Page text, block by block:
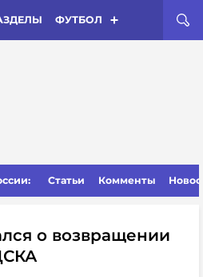
ФУТБОЛ
Статьи Комменты
о возвращении